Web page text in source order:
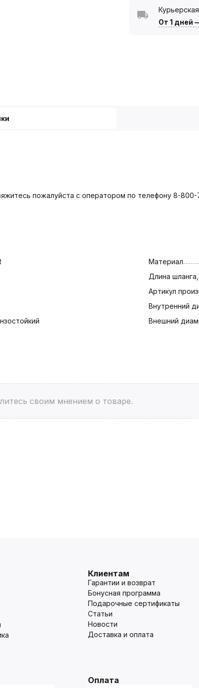
От 1 дней
пожалуйста с оператором по телефону 8-
Материал
Длина
Артикул
Внутренний
Внешний
своим мнением о товаре.
Клиентам
Гарантии и возврат
Бонусная программа
Подарочные сертификаты
Статьи
Новости
Доставка и оплата
Оплата